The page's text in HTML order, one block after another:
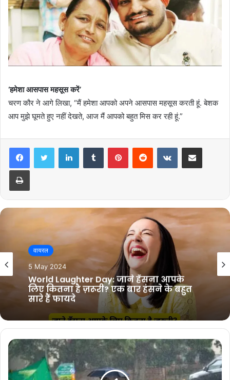
‘हमेशा आसपास महसूस करें’
चरण कौर ने आगे लिखा, “मैं हमेशा आपको अपने आसपास महसूस करती हूं. बेशक
आप मुझे घूमते हुए नहीं देखते, आज मैं आपको बहुत मिस कर रही हूं.”
वायरल
26 April 2024
Best Salary In World: किस देश की सेना को
मिलती है सबसे अधिक सैलरी,जानिए कोन से
नंबर पर आती है भारतीय सेना?